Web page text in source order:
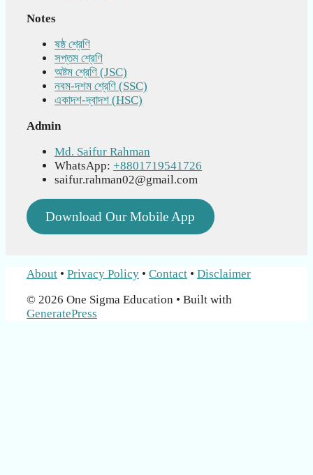
Notes
ষষ্ঠ শ্রেণি
সপ্তম শ্রেণি
অষ্টম শ্রেণি (JSC)
নবম-দশম শ্রেণি (SSC)
একাদশ-দ্বাদশ (HSC)
Admin
Md. Saifur Rahman
WhatsApp: +8801719541726
saifur.rahman02@gmail.com
Download Our Mobile App
About • Privacy Policy • Contact • Disclaimer
© 2026 One Sigma Education • Built with
GeneratePress